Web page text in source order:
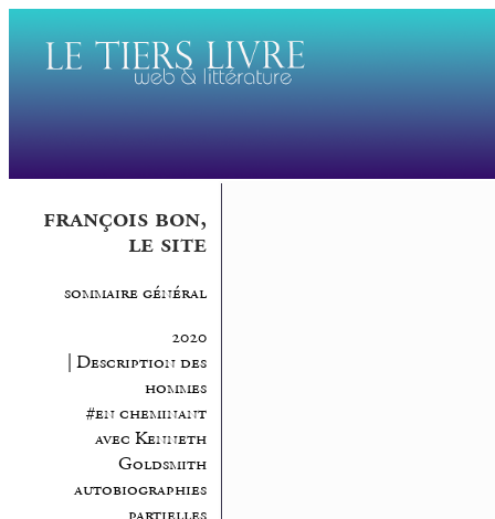
françois bon,
le site
sommaire général
2020
| Description des
hommes
#en cheminant
avec Kenneth
Goldsmith
autobiographies